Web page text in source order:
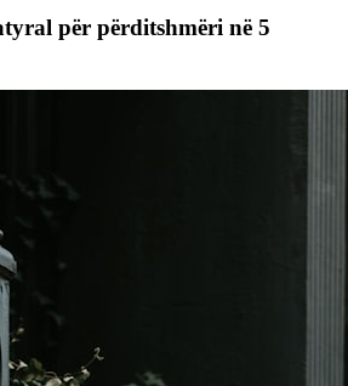
për përditshmëri në 5